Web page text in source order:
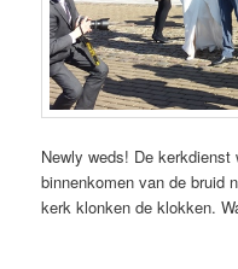
Newly weds! De
binnenkomen van de bruid
kerk klonken de klokken.